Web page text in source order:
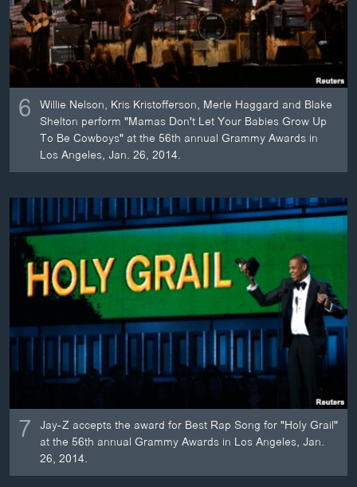
6 Willie Nelson, Kris Kristofferson, Merle Haggard and Blake
Shelton perform "Mamas Don't Let Your Babies Grow Up
To Be Cowboys" at the 56th annual Grammy Awards in
Los Angeles, Jan. 26, 2014.
7 Jay-Z accepts the award for Best Rap Song for "Holy Grail"
at the 56th annual Grammy Awards in Los Angeles, Jan.
26, 2014.